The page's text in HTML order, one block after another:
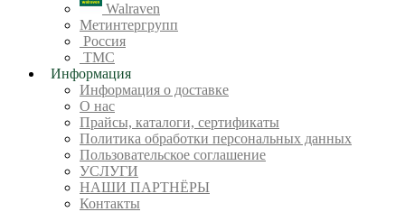
Walraven
Метинтергрупп
Россия
ТМС
Информация
Информация о доставке
О нас
Прайсы, каталоги, сертификаты
Политика обработки персональных данных
Пользовательское соглашение
УСЛУГИ
НАШИ ПАРТНЁРЫ
Контакты